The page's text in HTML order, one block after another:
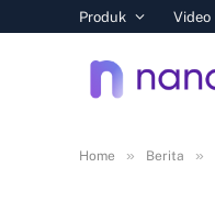
Produk Video
Home » Berita »